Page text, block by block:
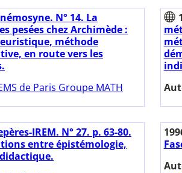
N° 14. La
pesées chez Archimède :
méthode
en route vers les
de Paris Groupe MATH
IREM. N° 27. p. 63-80.
entre épistémologie,